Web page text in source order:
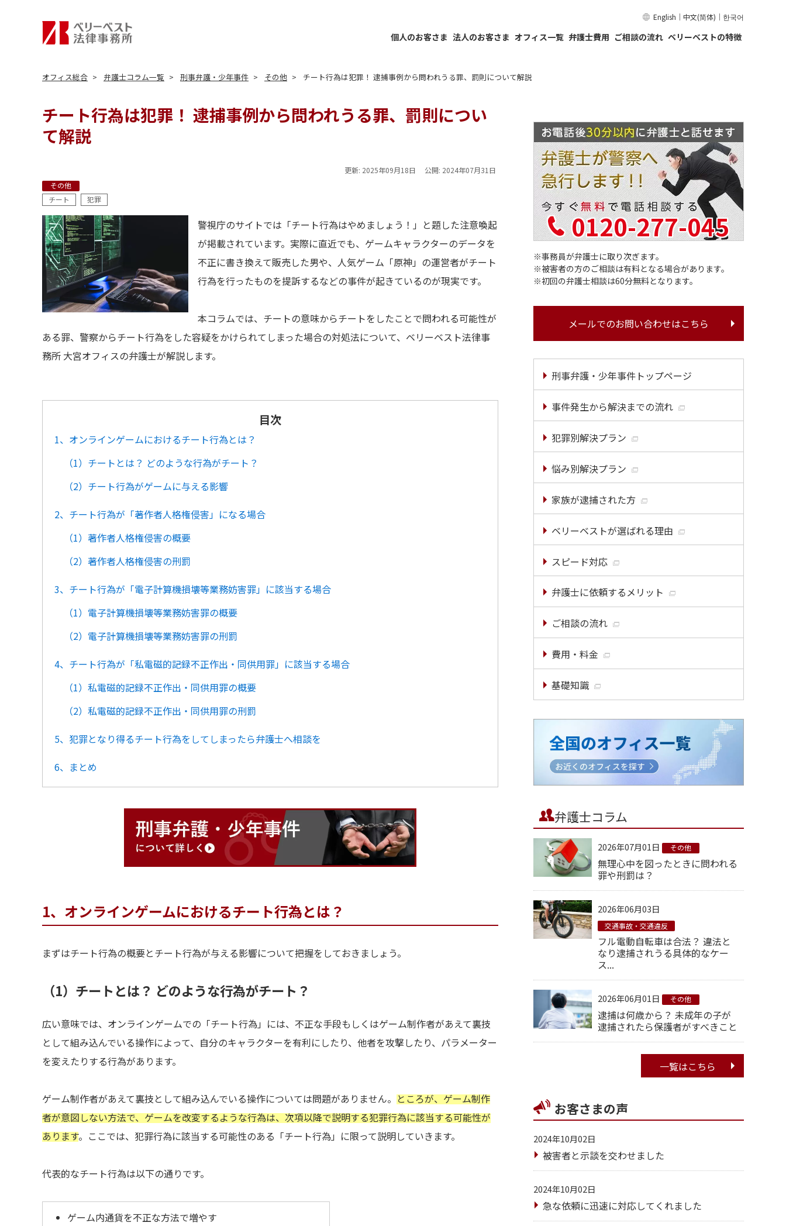
English ｜ 中文(简体) ｜ 한국어
個人のお客さま 法人のお客さま オフィス一覧 弁護士費用 ご相談の流れ ベリーベストの特徴
オフィス総合 弁護士コラム一覧 刑事弁護・少年事件 その他 チート行為は犯罪！ 逮捕事例から問われうる罪、罰則について解説
チート行為は犯罪！ 逮捕事例から問われうる罪、罰則につい
て解説
更新: 2025年09月18日 公開: 2024年07月31日
その他
チート
犯罪
警視庁のサイトでは「チート行為はやめましょう！」と題した注意喚起
が掲載されています。実際に直近でも、ゲームキャラクターのデータを
不正に書き換えて販売した男や、人気ゲーム「原神」の運営者がチート
行為を行ったものを提訴するなどの事件が起きているのが現実です。
本コラムでは、チートの意味からチートをしたことで問われる可能性が
ある罪、警察からチート行為をした容疑をかけられてしまった場合の対処法について、ベリーベスト法律事
務所 大宮オフィスの弁護士が解説します。
目次
1、オンラインゲームにおけるチート行為とは？
（1）チートとは？ どのような行為がチート？
（2）チート行為がゲームに与える影響
2、チート行為が「著作者人格権侵害」になる場合
（1）著作者人格権侵害の概要
（2）著作者人格権侵害の刑罰
3、チート行為が「電子計算機損壊等業務妨害罪」に該当する場合
（1）電子計算機損壊等業務妨害罪の概要
（2）電子計算機損壊等業務妨害罪の刑罰
4、チート行為が「私電磁的記録不正作出・同供用罪」に該当する場合
（1）私電磁的記録不正作出・同供用罪の概要
（2）私電磁的記録不正作出・同供用罪の刑罰
5、犯罪となり得るチート行為をしてしまったら弁護士へ相談を
6、まとめ
1、オンラインゲームにおけるチート行為とは？
まずはチート行為の概要とチート行為が与える影響について把握をしておきましょう。
（1）チートとは？ どのような行為がチート？
広い意味では、オンラインゲームでの「チート行為」には、不正な手段もしくはゲーム制作者があえて裏技
として組み込んでいる操作によって、自分のキャラクターを有利にしたり、他者を攻撃したり、パラメーター
を変えたりする行為があります。
ゲーム制作者があえて裏技として組み込んでいる操作については問題がありません。 ところが、ゲーム制作
者が意図しない方法で、ゲームを改変するような行為は、次項以降で説明する犯罪行為に該当する可能性が
あります。ここでは、犯罪行為に該当する可能性のある「チート行為」に限って説明していきます。
代表的なチート行為は以下の通りです。
ゲーム内通貨を不正な方法で増やす
0120-277-045
事務員が弁護士に取り次ぎます。
被害者の方のご相談は有料となる場合があります。
初回の弁護士相談は60分無料となります。
メールでのお問い合わせはこちら
刑事弁護・少年事件トップページ
事件発生から解決までの流れ
犯罪別解決プラン
悩み別解決プラン
家族が逮捕された方
ベリーベストが選ばれる理由
スピード対応
弁護士に依頼するメリット
ご相談の流れ
費用・料金
基礎知識
弁護士コラム
2026年07月01日 その他
無理心中を図ったときに問われる
罪や刑罰は？
2026年06月03日
交通事故・交通違反
フル電動自転車は合法？ 違法と
なり逮捕されうる具体的なケー
ス...
2026年06月01日 その他
逮捕は何歳から？ 未成年の子が
逮捕されたら保護者がすべきこと
一覧はこちら
お客さまの声
2024年10月02日
被害者と示談を交わせました
2024年10月02日
急な依頼に迅速に対応してくれました